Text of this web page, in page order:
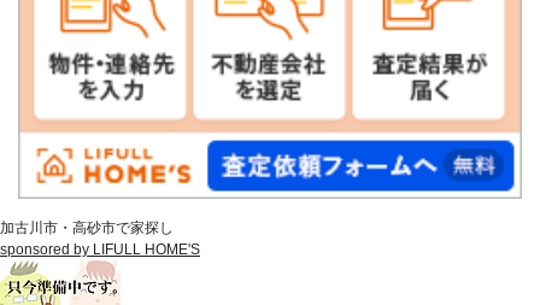
加古川市・高砂市で家探し
sponsored by LIFULL HOME'S